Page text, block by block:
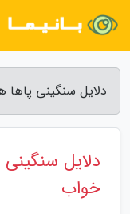
دلایل سنگینی پاها
دلایل سنگینی
خواب